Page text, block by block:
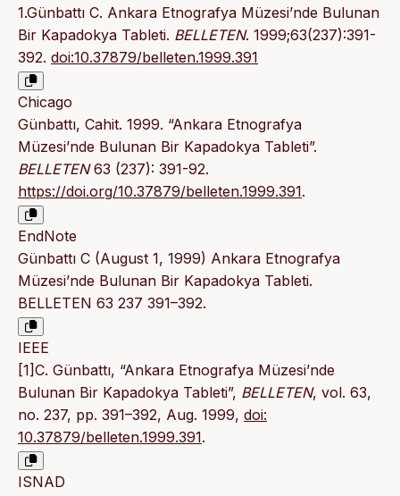
1.Günbattı C. Ankara Etnografya Müzesi’nde Bulunan
Bir Kapadokya Tableti. BELLETEN. 1999;63(237):391-
392. doi:10.37879/belleten.1999.391
Chicago
Günbattı, Cahit. 1999. “Ankara Etnografya
Müzesi’nde Bulunan Bir Kapadokya Tableti”.
BELLETEN63 (237): 391-92.
https://doi.org/10.37879/belleten.1999.391.
EndNote
Günbattı C (August 1, 1999) Ankara Etnografya
Müzesi’nde Bulunan Bir Kapadokya Tableti.
BELLETEN 63 237 391–392.
IEEE
[1]C. Günbattı, “Ankara Etnografya Müzesi’nde
Bulunan Bir Kapadokya Tableti”, BELLETEN, vol. 63,
no. 237, pp. 391–392, Aug. 1999, doi:
10.37879/belleten.1999.391.
ISNAD